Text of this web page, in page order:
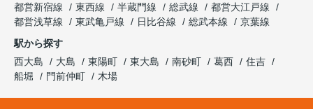
都営新宿線
東西線 半蔵門線 総武線
都営大江戸線
都営浅草線
東武亀戸線 日比谷線 総武本線
京葉線
駅から探す
西大島
大島 東陽町 東大島 南砂町 葛西
住吉
船堀
門前仲町 木場